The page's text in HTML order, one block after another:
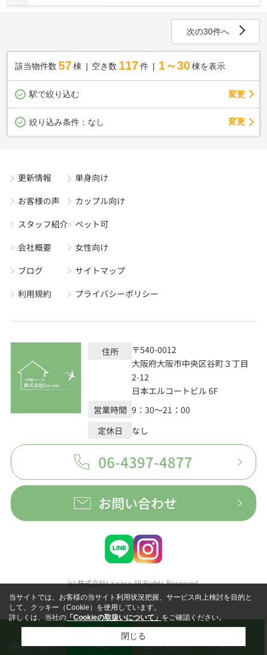
次の30件へ
該当物件数 57棟 空き数 117 件 1～30 棟を表示
駅で絞り込む 変更
絞り込み条件： なし 変更
更新情報
お客様の声
スタッフ紹介
会社概要
ブログ
利用規約
単身向け
カップル向け
ペット可
女性向け
サイトマップ
プライバシーポリシー
住所
〒540-0012
大阪府大阪市中央区谷町３丁目
2-12
日本エルコートビル 6F
営業時間 9：30～21：00
定休日
なし
06-4397-4877
お問い合わせ
(c) 株式会社La casa All Rights Reserved.
06-4397-4877 LINE お問い合わせ 来店予約
当サイトでは、お客様の当サイト利用状況把握、サービス向上検討を目的と
して、クッキー（Cookie）を使用しています。
詳しくは、当社の「Cookieの取扱いについて」をご確認ください。
閉じる